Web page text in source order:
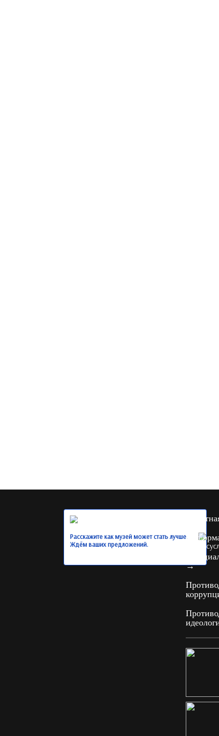
Расскажите как музей может стать лучше.
Ждём ваших предложений.
→